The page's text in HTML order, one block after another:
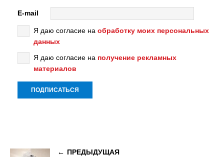
E-mail
Я даю согласие на обработку моих персональных
данных
Я даю согласие на получение рекламных
материалов
ПРЕДЫДУЩАЯ